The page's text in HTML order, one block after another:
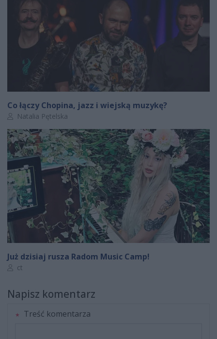
Co łączy Chopina, jazz i wiejską muzykę?
Autor artykułu:
Natalia Pętelska
Już dzisiaj rusza Radom Music Camp!
Autor artykułu:
ct
Napisz komentarz
Treść komentarza